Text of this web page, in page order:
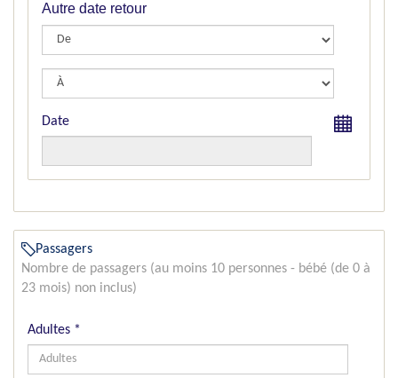
Autre date retour
Date
Passagers
Nombre de passagers (au moins 10 personnes - bébé (de 0 à
23 mois) non inclus)
Adultes *